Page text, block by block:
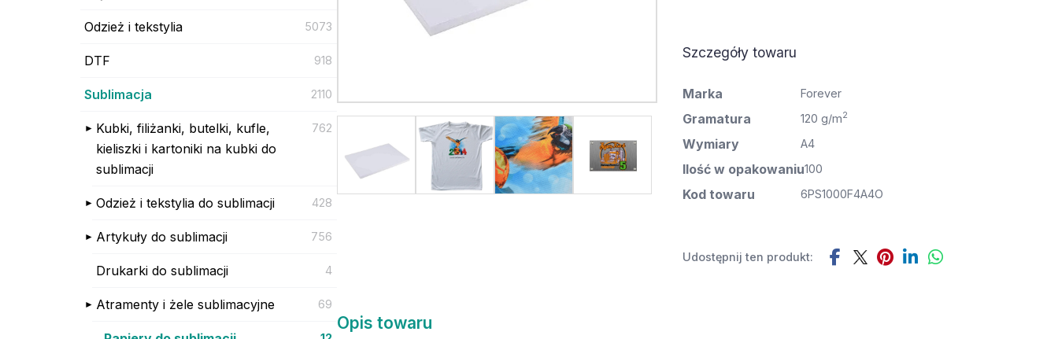
Odzież i tekstylia 5073
DTF 918
Sublimacja 2110
Kubki, filiżanki, butelki, kufle,
kieliszki i kartoniki na kubki do
sublimacji
762
Odzież i tekstylia do sublimacji 428
Artykuły do sublimacji 756
Drukarki do sublimacji 4
Atramenty i żele sublimacyjne 69
Szczegóły towaru
Marka Forever
Gramatura 120 g/m2
Wymiary A4
Ilość w opakowaniu100
Kod towaru 6PS1000F4A4O
Udostępnij ten produkt:
Opis towaru